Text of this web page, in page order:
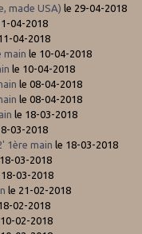
made USA) le 29-04-2018
04-2018
04-2018
main le 10-04-2018
le 10-04-2018
le 08-04-2018
le 08-04-2018
le 18-03-2018
03-2018
1ère main le 18-03-2018
03-2018
18-03-2018
le 21-02-2018
02-2018
10-02-2018